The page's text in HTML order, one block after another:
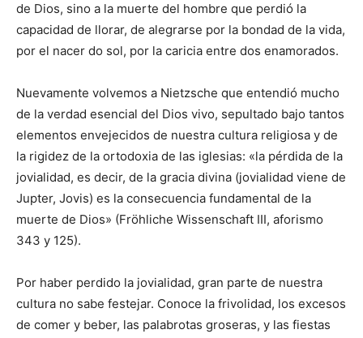
de Dios, sino a la muerte del hombre que perdió la
capacidad de llorar, de alegrarse por la bondad de la vida,
por el nacer do sol, por la caricia entre dos enamorados.
Nuevamente volvemos a Nietzsche que entendió mucho
de la verdad esencial del Dios vivo, sepultado bajo tantos
elementos envejecidos de nuestra cultura religiosa y de
la rigidez de la ortodoxia de las iglesias: «la pérdida de la
jovialidad, es decir, de la gracia divina (jovialidad viene de
Jupter, Jovis) es la consecuencia fundamental de la
muerte de Dios» (Fröhliche Wissenschaft III, aforismo
343 y 125).
Por haber perdido la jovialidad, gran parte de nuestra
cultura no sabe festejar. Conoce la frivolidad, los excesos
de comer y beber, las palabrotas groseras, y las fiestas